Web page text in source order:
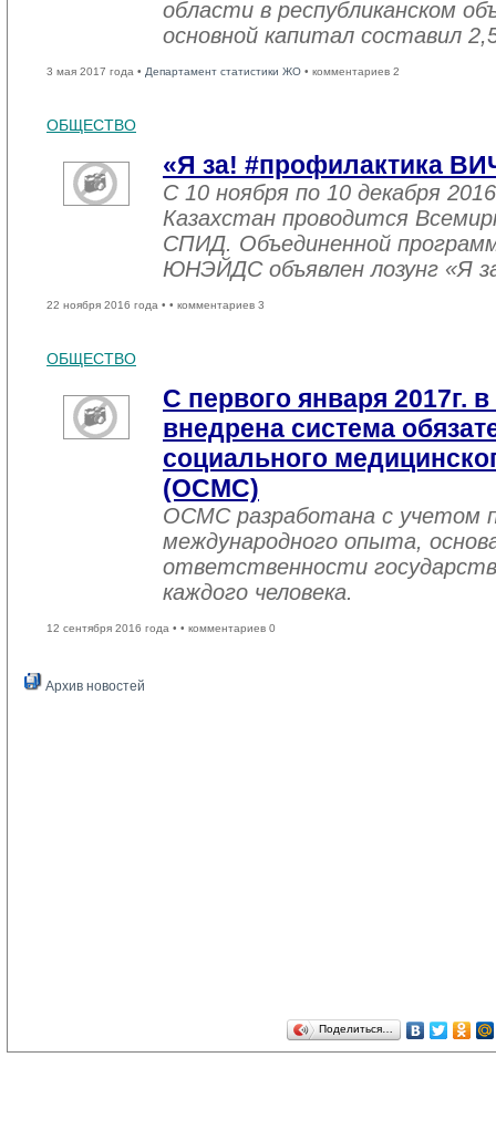
области в республиканском
основной капитал составил
3 мая 2017 года • Департамент статистики ЖО • комментариев 2
ОБЩЕСТВО
«Я за! #профилактика
С 10 ноября по 10 декабря
Казахстан проводится
СПИД. Объединенной
ЮНЭЙДС объявлен лозунг «Я
22 ноября 2016 года • • комментариев 3
ОБЩЕСТВО
С первого января 2017г.
внедрена система
социального
(ОСМС)
ОСМС разработана с учетом
международного опыта,
ответственности
каждого человека.
12 сентября 2016 года • • комментариев 0
Архив новостей
Поделиться…